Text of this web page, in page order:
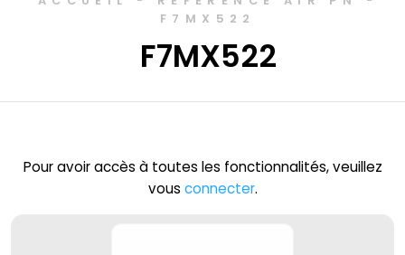
F7MX522
F7MX522
Pour avoir accès à toutes les fonctionnalités, veuillez
vous connecter.